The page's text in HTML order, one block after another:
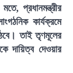
প্রধানমন্ত্রীর
কার্যক্রমে
তাই তৃণমূলের
দায়িত্ব দেওয়ার